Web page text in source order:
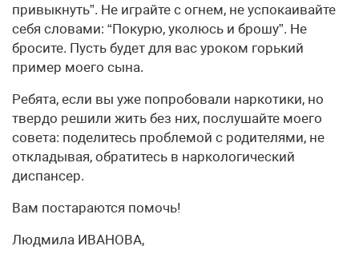
привыкнуть”. Не играйте с огнем, не успокаивайте
себя словами: “Покурю, уколюсь и брошу”. Не
бросите. Пусть будет для вас уроком горький
пример моего сына.
Ребята, если вы уже попробовали наркотики, но
твердо решили жить без них, послушайте моего
совета: поделитесь проблемой с родителями, не
откладывая, обратитесь в наркологический
диспансер.
Вам постараются помочь!
Людмила ИВАНОВА,